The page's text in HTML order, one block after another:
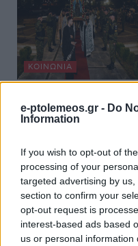
e-ptolemeos.gr - Do
Information
If you wish to opt-out of
processing of your
targeted advertising by
section to confirm your
opt-out request is
interest-based ads based
us or personal
ΚΟΙΝΩΝΊΑ
τον προστάτη των
Νικάνορα τον
Θαυματουργό
+ Φωτογραφίες)
8 Αυγούστου 2026, 5:30